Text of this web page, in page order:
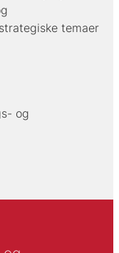
temaer
og